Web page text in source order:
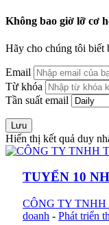
Không bao giờ lỡ cơ
Hãy cho chúng tôi biết
Email
Từ khóa
Tần suất email
Lưu
Hiển thị kết quả duy
TUYỂN 10
CÔNG TY
doanh - Phát triển